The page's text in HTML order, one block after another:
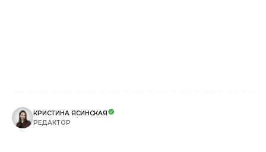
КРИСТИНА ЯСИНСКАЯ
РЕДАКТОР